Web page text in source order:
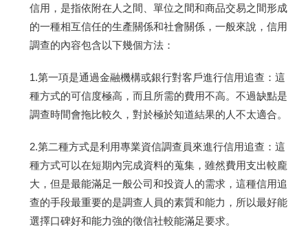
信用，是指依附在人之間、單位之間和商品交易之間形成
的一種相互信任的生產關係和社會關係，一般來說，信用
調查的內容包含以下幾個方法：
1.第一項是通過金融機構或銀行對客戶進行信用追查：這
種方式的可信度極高，而且所需的費用不高。不過缺點是
調查時間會拖比較久，對於極於知道結果的人不太適合。
2.第二種方式是利用專業資信調查員來進行信用追查：這
種方式可以在短期內完成資料的蒐集，雖然費用支出較龐
大，但是最能滿足一般公司和投資人的需求，這種信用追
查的手段最重要的是調查人員的素質和能力，所以最好能
選擇口碑好和能力強的徵信社較能滿足要求。